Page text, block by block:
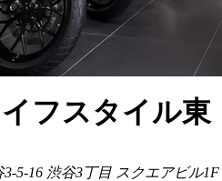
フスタイル東
5-16 渋谷3丁目 スクエアビル1F